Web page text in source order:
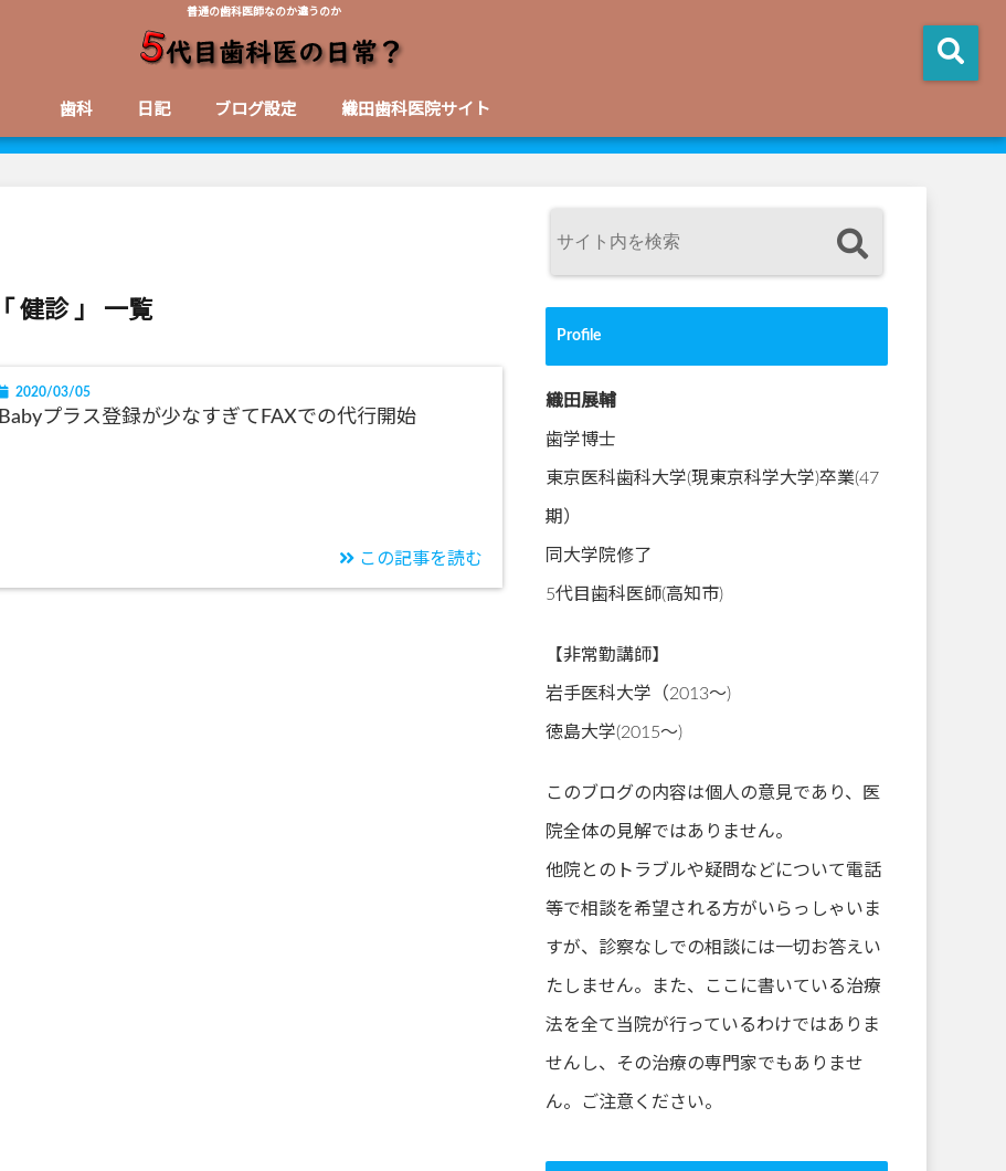
普通の歯科医師なのか違うのか
歯科 日記 ブログ設定 織田歯科医院サイト
「 健診 」 一覧
2020/03/05
Babyプラス登録が少なすぎてFAXでの代行開始
この記事を読む
Profile
織田展輔
歯学博士
東京医科歯科大学(現東京科学大学)卒業(47
期）
同大学院修了
5代目歯科医師(高知市)
【非常勤講師】
岩手医科大学（2013～)
徳島大学(2015～)
このブログの内容は個人の意見であり、医
院全体の見解ではありません。
他院とのトラブルや疑問などについて電話
等で相談を希望される方がいらっしゃいま
すが、診察なしでの相談には一切お答えい
たしません。また、ここに書いている治療
法を全て当院が行っているわけではありま
せんし、その治療の専門家でもありませ
ん。ご注意ください。